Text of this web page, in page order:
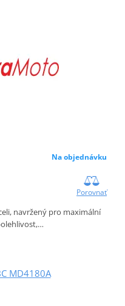
Na objednávku
Porovnať
navržený pro maximální
MD4180A